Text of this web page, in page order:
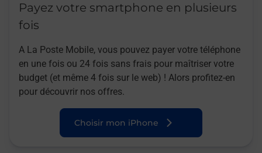
Payez votre smartphone en plusieurs
fois
A La Poste Mobile, vous pouvez payer votre téléphone
en une fois ou 24 fois sans frais pour maîtriser votre
budget (et même 4 fois sur le web) ! Alors profitez-en
pour découvrir nos offres.
Choisir mon iPhone